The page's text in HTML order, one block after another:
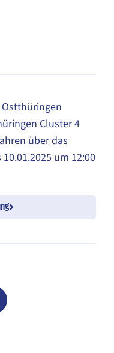
Cluster 4
über das
um 12:00